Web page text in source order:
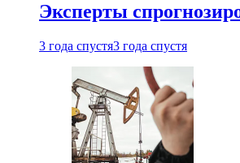
Эксперты
3 года спустя3 года спустя